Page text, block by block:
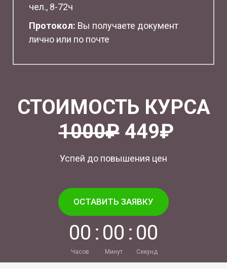
чел., 8-72ч
Протокол: Вы получаете документ
лично или по почте
СТОИМОСТЬ КУРСА
1000₽449₽
Успей до повышения цен
ОСТАВИТЬ ЗАЯВКУ
00
Часов
: 00
Минут
: 00
Секунд